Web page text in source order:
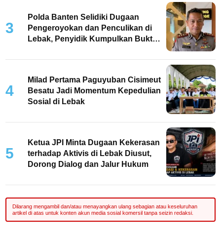
3
Polda Banten Selidiki Dugaan
Pengeroyokan dan Penculikan di
Lebak, Penyidik Kumpulkan Bukti
4
Milad Pertama Paguyuban Cisimeut
Besatu Jadi Momentum Kepedulian
Sosial di Lebak
5
Ketua JPI Minta Dugaan Kekerasan
terhadap Aktivis di Lebak Diusut,
Dorong Dialog dan Jalur Hukum